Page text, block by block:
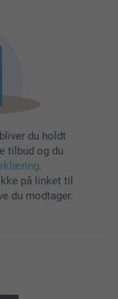
du holdt
tilbud og du
.
på linket til
du modtager.